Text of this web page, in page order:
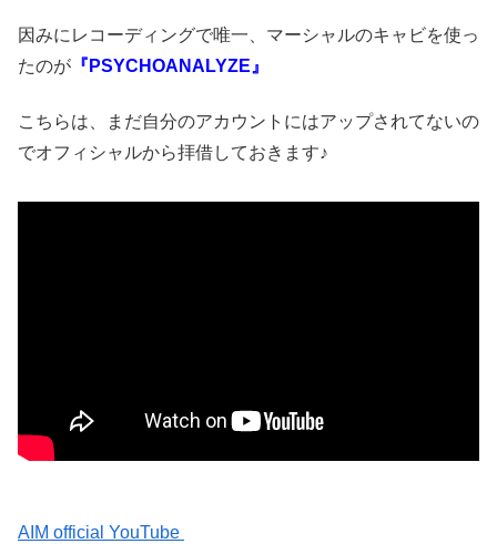
因みにレコーディングで唯一、マーシャルのキャビを使っ
たのが 『PSYCHOANALYZE』
こちらは、まだ自分のアカウントにはアップされてないの
でオフィシャルから拝借しておきます♪
AIM official YouTube